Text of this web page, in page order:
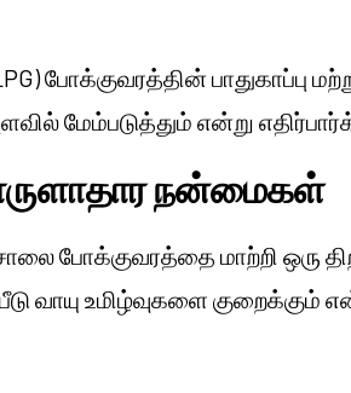
போக்குவரத்தின் பாதுகாப்பு
மேம்படுத்தும் என்று
நன்மைகள்
போக்குவரத்தை மாற்றி ஒரு
வாயு உமிழ்வுகளை குறைக்கும்